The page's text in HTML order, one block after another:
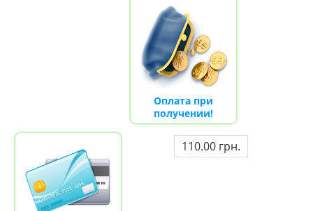
Оплата при
получении!
110.00 грн.